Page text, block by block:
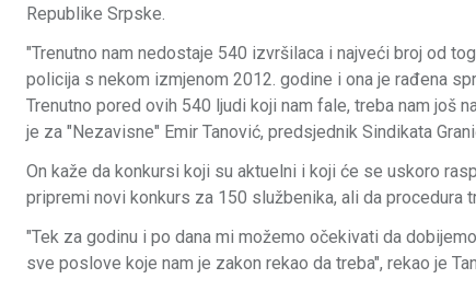
Republike Srpske.
"Trenutno nam nedostaje 540 izvršilaca i najveći broj od
policija s nekom izmjenom 2012. godine i ona je rađena
Trenutno pored ovih 540 ljudi koji nam fale, treba nam još
je za "Nezavisne" Emir Tanović, predsjednik Sindikata
On kaže da konkursi koji su aktuelni i koji će se uskoro
pripremi novi konkurs za 150 službenika, ali da
"Tek za godinu i po dana mi možemo očekivati da
sve poslove koje nam je zakon rekao da treba", rekao je